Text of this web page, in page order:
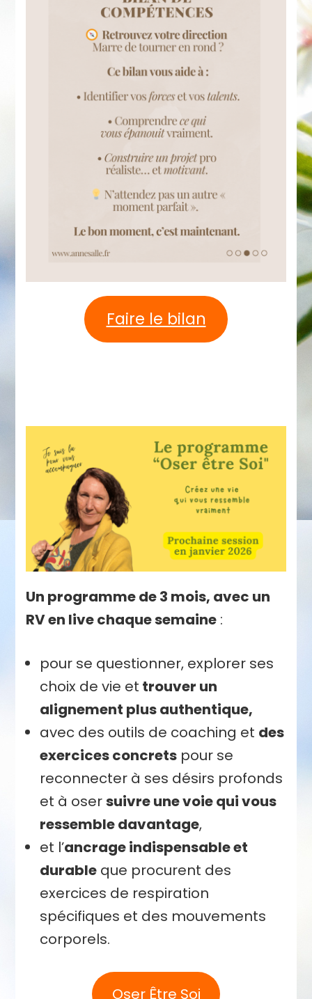
Faire le bilan
Un programme de 3 mois, avec un
RV en live chaque semaine :
pour se questionner, explorer ses
choix de vie et trouver un
alignement plus authentique,
avec des outils de coaching et des
exercices concrets pour se
reconnecter à ses désirs profonds
et à osersuivre une voie qui vous
ressemble davantage,
et l’ancrage indispensable et
durable que procurent des
exercices de respiration
spécifiques et des mouvements
corporels.
Oser Être Soi